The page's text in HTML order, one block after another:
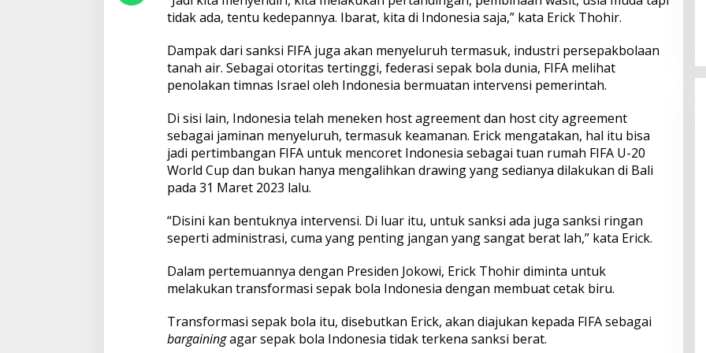
tidak ada, tentu kedepannya. Ibarat, kita di Indonesia saja,” kata Erick Thohir.
Dampak dari sanksi FIFA juga akan menyeluruh termasuk, industri persepakbolaan
tanah air. Sebagai otoritas tertinggi, federasi sepak bola dunia, FIFA melihat
penolakan timnas Israel oleh Indonesia bermuatan intervensi pemerintah.
Di sisi lain, Indonesia telah meneken host agreement dan host city agreement
sebagai jaminan menyeluruh, termasuk keamanan. Erick mengatakan, hal itu bisa
jadi pertimbangan FIFA untuk mencoret Indonesia sebagai tuan rumah FIFA U-20
World Cup dan bukan hanya mengalihkan drawing yang sedianya dilakukan di Bali
pada 31 Maret 2023 lalu.
“Disini kan bentuknya intervensi. Di luar itu, untuk sanksi ada juga sanksi ringan
seperti administrasi, cuma yang penting jangan yang sangat berat lah,” kata Erick.
Dalam pertemuannya dengan Presiden Jokowi, Erick Thohir diminta untuk
melakukan transformasi sepak bola Indonesia dengan membuat cetak biru.
Transformasi sepak bola itu, disebutkan Erick, akan diajukan kepada FIFA sebagai
bargainingagar sepak bola Indonesia tidak terkena sanksi berat.
dan Serapan Investasi, Sira
Village Grand Outlet Bali Resmi
Dibuka di KEK Kura Kura